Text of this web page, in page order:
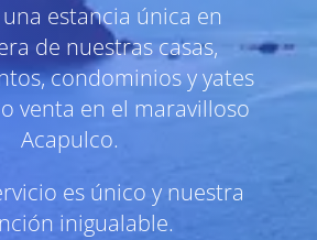
estancia única en
de nuestras casas,
condominios y yates
venta en el maravilloso
Acapulco.
es único y nuestra
inigualable.